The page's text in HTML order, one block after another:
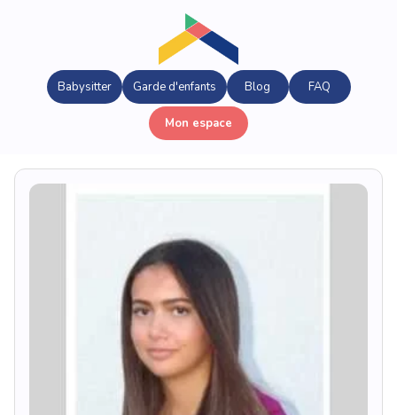
Babysitter Garde d'enfants Blog FAQ
Mon espace